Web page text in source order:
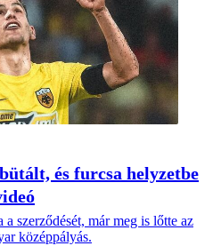
és furcsa helyzetbe
szerződését, már meg is lőtte az
középpályás.